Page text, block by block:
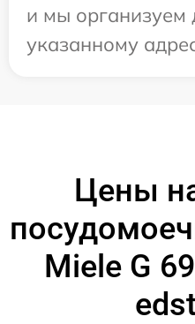
и мы организуем
указанному
Цены
Miele G